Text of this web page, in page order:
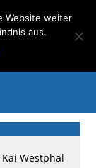
Westphal
Website weiter
aus.